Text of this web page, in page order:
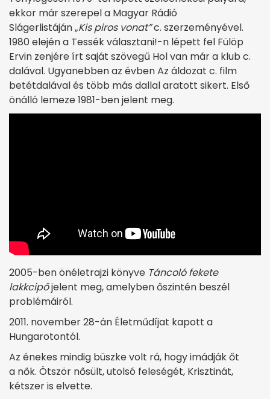
ekkor már szerepel a Magyar Rádió
Slágerlistáján „Kis piros vonat”c. szerzeményével.
1980 elején a Tessék választani!-n lépett fel Fülöp
Ervin zenjére írt saját szövegű Hol van már a klub c.
dalával. Ugyanebben az évben Az áldozat c. film
betétdalával és több más dallal aratott sikert. Első
önálló lemeze 1981-ben jelent meg.
2005-ben önéletrajzi könyve Táncoló fekete
lakkcipőjelent meg, amelyben őszintén beszél
problémáiról.
2011. november 28-án Életműdíjat kapott a
Hungarotontól.
Az énekes mindig büszke volt rá, hogy imádják őt
a nők. Ötször nősült, utolsó feleségét, Krisztinát,
kétszer is elvette.